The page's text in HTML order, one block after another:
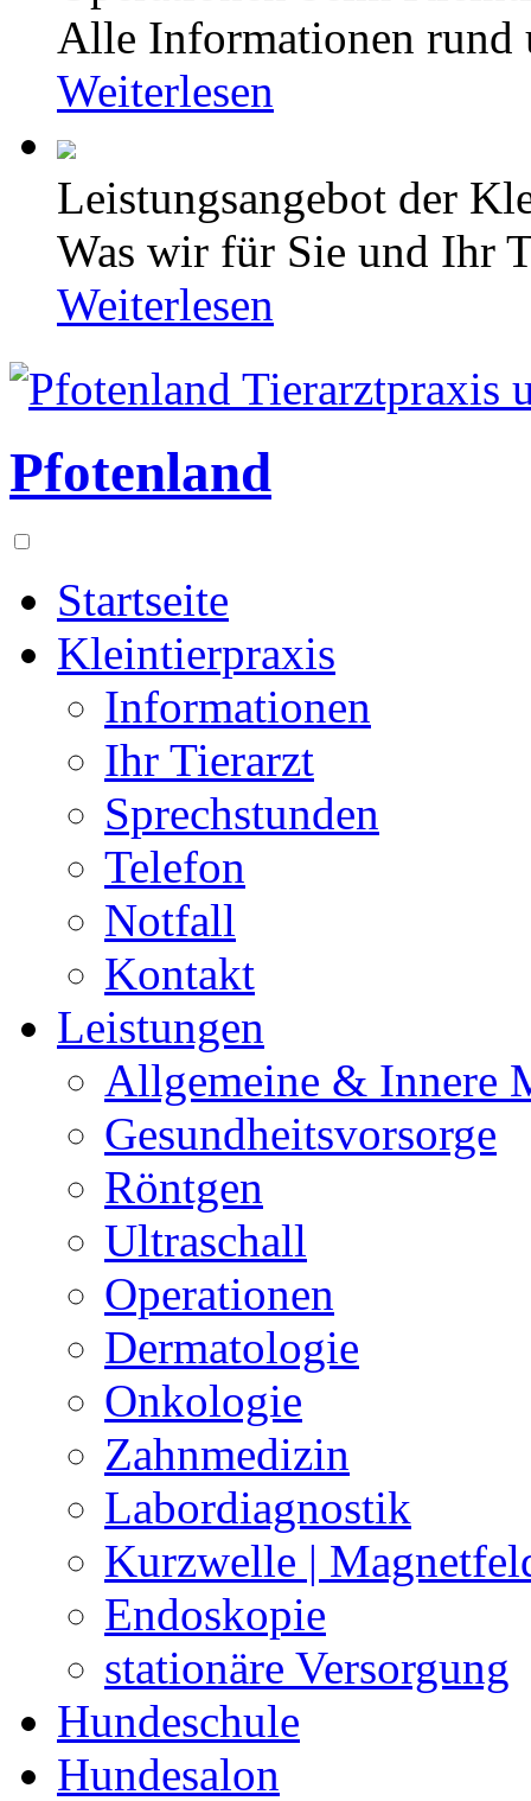
Alle Informationen rund
Weiterlesen
Leistungsangebot der
Was wir für Sie und Ihr
Weiterlesen
Pfotenland
Startseite
Kleintierpraxis
Informationen
Ihr Tierarzt
Sprechstunden
Telefon
Notfall
Kontakt
Leistungen
Allgemeine & Innere
Gesundheitsvorsorge
Röntgen
Ultraschall
Operationen
Dermatologie
Onkologie
Zahnmedizin
Labordiagnostik
Kurzwelle |
Endoskopie
stationäre Versorgung
Hundeschule
Hundesalon